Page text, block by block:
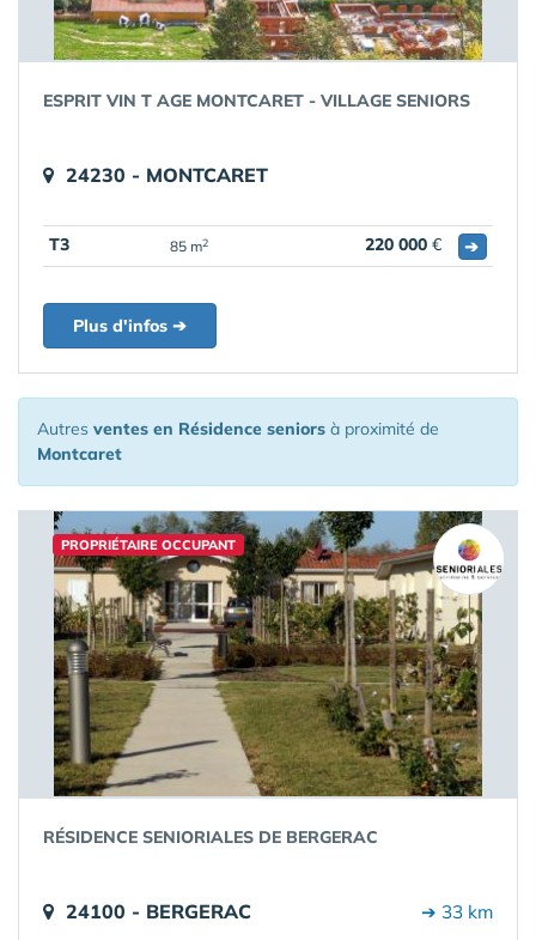
ESPRIT VIN T AGE MONTCARET - VILLAGE SENIORS
24230 - MONTCARET
T3 85 m2 220 000 € ➔
Plus d'infos ➔
Autres ventes en Résidence seniors à proximité de
Montcaret
PROPRIÉTAIRE OCCUPANT
RÉSIDENCE SENIORIALES DE BERGERAC
24100 - BERGERAC ➔ 33 km